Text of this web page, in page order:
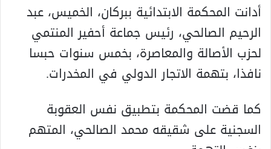
أدانت المحكمة الابتدائية ببركان، الخميس، عبد
الرحيم الصالحي، رئيس جماعة أحفير المنتمي
لحزب الأصالة والمعاصرة، بخمس سنوات حبسا
نافذا، بتهمة الاتجار الدولي في المخدرات.
كما قضت المحكمة بتطبيق نفس العقوبة
السجنية على شقيقه محمد الصالحي، المتهم